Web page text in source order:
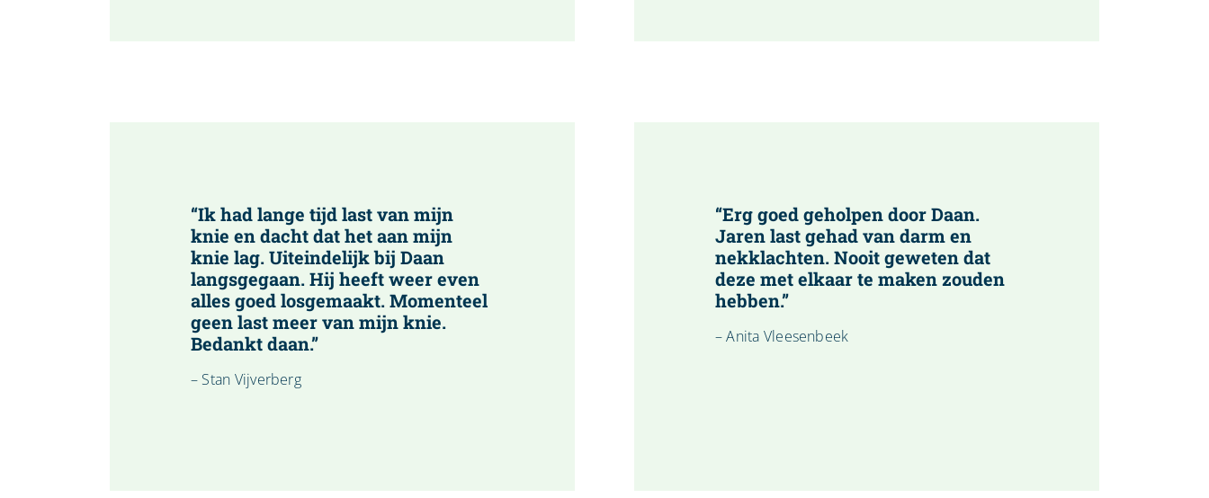
“Ik had lange tijd last van mijn
knie en dacht dat het aan mijn
knie lag. Uiteindelijk bij Daan
langsgegaan. Hij heeft weer even
alles goed losgemaakt. Momenteel
geen last meer van mijn knie.
Bedankt daan.”
– Stan Vijverberg
“Erg goed geholpen door Daan.
Jaren last gehad van darm en
nekklachten. Nooit geweten dat
deze met elkaar te maken zouden
hebben.”
– Anita Vleesenbeek